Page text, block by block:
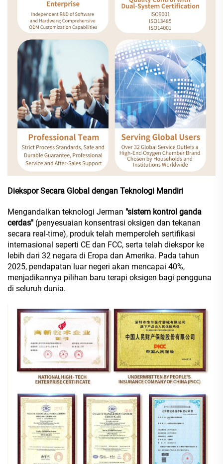
Diekspor Secara Global dengan Teknologi Mandiri
Mengandalkan teknologi Jerman "sistem kontrol ganda
cerdas" (penyesuaian konsentrasi oksigen dan tekanan
secara real-time), produk telah memperoleh sertifikasi
internasional seperti CE dan FCC, serta telah diekspor ke
lebih dari 32 negara di Eropa dan Amerika. Pada tahun
2025, pendapatan luar negeri akan mencapai 40%,
menjadikannya pilihan baru terapi oksigen bagi pengguna
di seluruh dunia.